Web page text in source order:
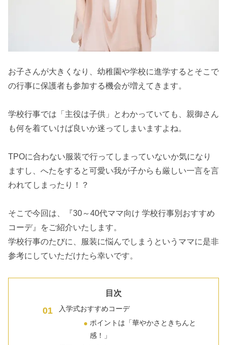
お子さんが大きくなり、幼稚園や学校に進学するとそこで
の行事に保護者も参加する機会が増えてきます。
学校行事では「主役は子供」とわかっていても、親御さん
も何を着ていけば良いか迷ってしまいますよね。
TPOに合わない服装で行ってしまっていないか気になり
ますし、へたをすると可愛い我が子からも厳しい一言を言
われてしまったり！？
そこで今回は、『30～40代ママ向け 学校行事別おすすめ
コーデ』をご紹介いたします。
学校行事のたびに、服装に悩んでしまうというママに是非
参考にしていただけたら幸いです。
目次
入学式おすすめコーデ
ポイントは「華やかさときちんと
感！」